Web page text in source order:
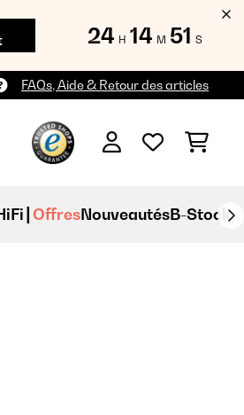
24 H 14 M 51 S
FAQs, Aide & Retour des articles
OffresNouveautésB-Stock